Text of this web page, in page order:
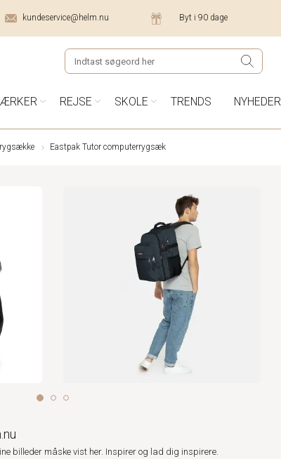
kundeservice@helm.nu Byt i 90 dage
REJSE SKOLE TRENDS NYHEDER
Eastpak Tutor computerrygsæk
billeder måske vist her. Inspirer og lad dig inspirere.